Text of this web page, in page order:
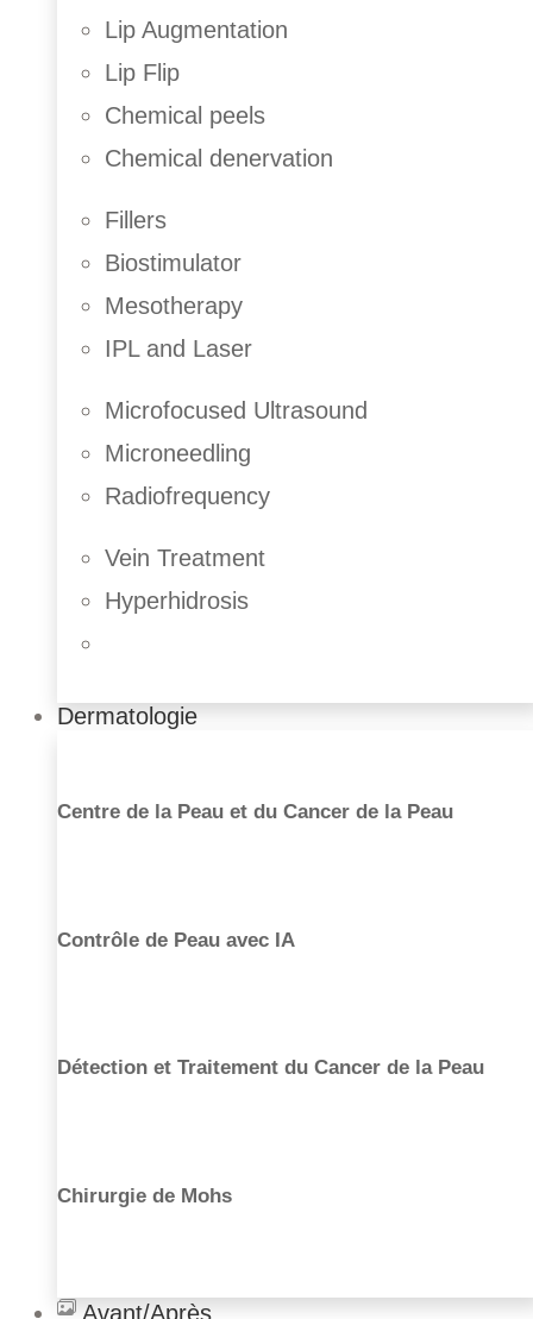
Lip Augmentation
Lip Flip
Chemical peels
Chemical denervation
Fillers
Biostimulator
Mesotherapy
IPL and Laser
Microfocused Ultrasound
Microneedling
Radiofrequency
Vein Treatment
Hyperhidrosis
Dermatologie
Centre de la Peau et du Cancer de la Peau
Contrôle de Peau avec IA
Détection et Traitement du Cancer de la Peau
Chirurgie de Mohs
Avant/Après
Augmentation de fesses
Lifting bras
Ear Correction
Nose Correction